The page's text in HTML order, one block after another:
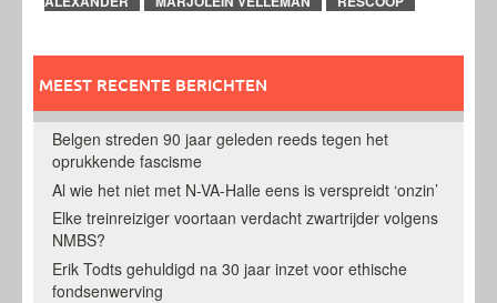
MEEST RECENTE BERICHTEN
Belgen streden 90 jaar geleden reeds tegen het
oprukkende fascisme
Al wie het niet met N-VA-Halle eens is verspreidt ‘onzin’
Elke treinreiziger voortaan verdacht zwartrijder volgens
NMBS?
Erik Todts gehuldigd na 30 jaar inzet voor ethische
fondsenwerving